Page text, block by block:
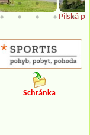
Pilská
Schránka